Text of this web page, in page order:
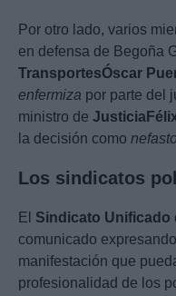
Por otro lado, varios
en defensa de Begoña
TransportesÓscar
enfermiza por parte del
ministro de Justicia
la decisión como
Los sindicatos
El Sindicato Unificado
comunicado
manifestación que
profesionalidad de los